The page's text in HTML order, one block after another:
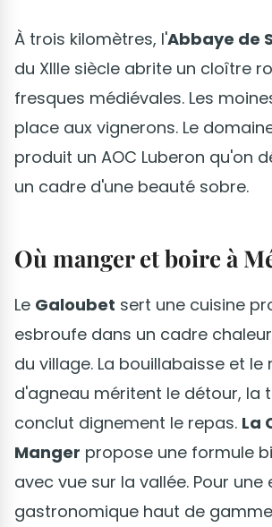
À trois kilomètres, l'Abbaye de
du XIIIe siècle abrite un cloître
fresques médiévales. Les
place aux vignerons. Le
produit un AOC Luberon qu'on
un cadre d'une beauté sobre.
Où manger et boire à
Le Galoubet sert une cuisine
esbroufe dans un cadre
du village. La bouillabaisse et le
d'agneau méritent le détour, la
conclut dignement le repas. La
Manger propose une formule
avec vue sur la vallée. Pour une
gastronomique haut de